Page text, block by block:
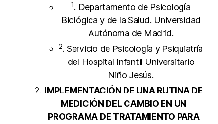
1. Departamento de Psicología
Biológica y de la Salud. Universidad
Autónoma de Madrid.
2. Servicio de Psicología y Psiquiatría
del Hospital Infantil Universitario
Niño Jesús.
IMPLEMENTACIÓN DE UNA RUTINA DE
MEDICIÓN DEL CAMBIO EN UN
PROGRAMA DE TRATAMIENTO PARA